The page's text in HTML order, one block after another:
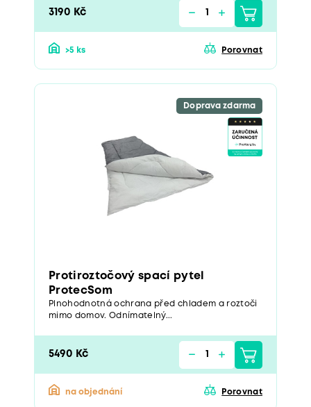
3190 Kč
>5 ks Porovnat
Doprava zdarma
Protiroztočový spací pytel
ProtecSom
Plnohodnotná ochrana před chladem a roztoči
mimo domov. Odnímatelný...
5490 Kč
na objednání Porovnat